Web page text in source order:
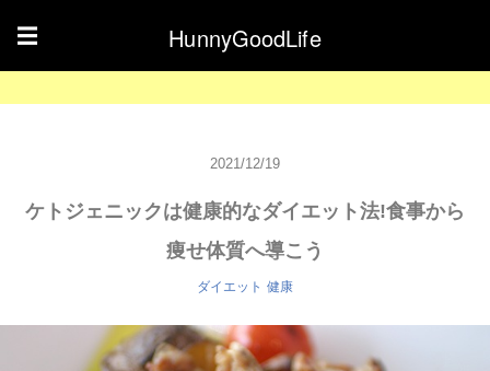
☰ HunnyGoodLife
2021/12/19
ケトジェニックは健康的なダイエット法!食事から
痩せ体質へ導こう
ダイエット 健康